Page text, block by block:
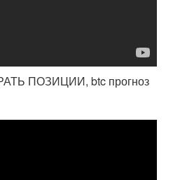
ПОЗИЦИИ, btc прогноз